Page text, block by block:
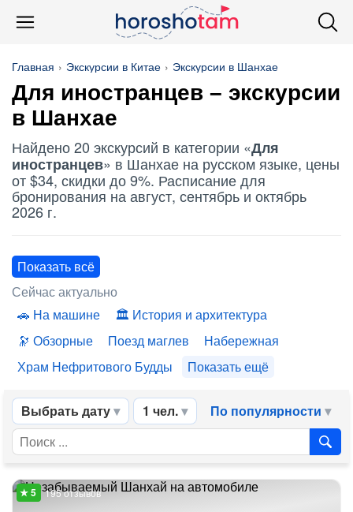
Главная Экскурсии в Китае Экскурсии в Шанхае
Для иностранцев – экскурсии
в Шанхае
Найдено 20 экскурсий в категории «Для
иностранцев» в Шанхае на русском языке, цены
от $34, скидки до 9%. Расписание для
бронирования на август, сентябрь и октябрь
2026 г.
Показать всё
Сейчас актуально
На машине
История и архитектура
Обзорные
Поезд маглев
Набережная
Храм Нефритового Будды
Показать ещё
Выбрать дату 1 чел. По популярности
195 отзывов